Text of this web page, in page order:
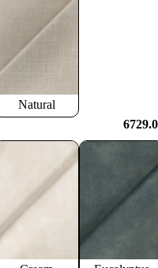
Natural